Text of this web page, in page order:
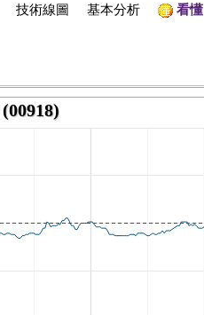
技術線圖 基本分析 看懂